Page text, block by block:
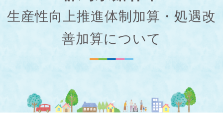
生産性向上推進体制加算・処遇改
善加算について